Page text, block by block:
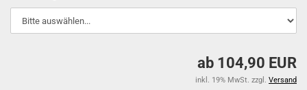
ab 104,90 EUR
inkl. 19% MwSt. zzgl. Versand